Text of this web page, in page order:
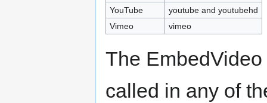
YouTube
youtube and youtubehd
Vimeo
vimeo
The
called in any of